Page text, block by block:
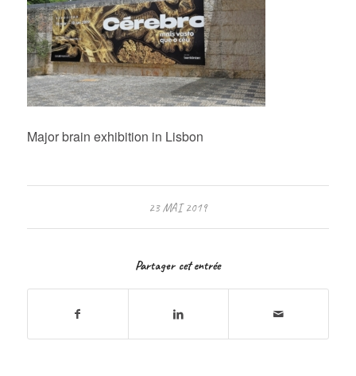
Major brain exhibition in Lisbon
23 MAI 2019
Partager cet entrée